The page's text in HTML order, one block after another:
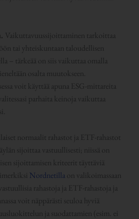
Vaikuttavuussijoittaminen tarkoittaa
tai yhteiskuntaan taloudellisen
– tärkeää on siis vaikuttaa omalla
osalta muutokseen.
voit käyttää apuna ESG-mittareita
parhaita keinoja vaikuttaa
normaalit rahastot ja ETF-rahastot
sijoittaa vastuullisesti; niissä on
sijoittamisen kriteerit täyttäviä
Nordnetillaon valikoimassaan
rahastoja ja ETF-rahastoja ja
voit näppärästi seuloa hyviä
ja suodattamien (esim. ei